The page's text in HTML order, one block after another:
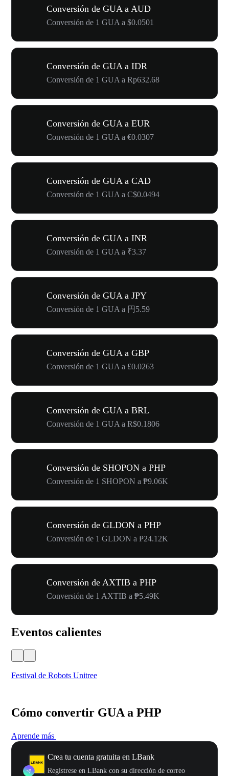
Conversión de GUA a AUD
Conversión de 1 GUA a $0.0501
Conversión de GUA a IDR
Conversión de 1 GUA a Rp632.68
Conversión de GUA a EUR
Conversión de 1 GUA a €0.0307
Conversión de GUA a CAD
Conversión de 1 GUA a C$0.0494
Conversión de GUA a INR
Conversión de 1 GUA a ₹3.37
Conversión de GUA a JPY
Conversión de 1 GUA a 円5.59
Conversión de GUA a GBP
Conversión de 1 GUA a £0.0263
Conversión de GUA a BRL
Conversión de 1 GUA a R$0.1806
Conversión de SHOPON a PHP
Conversión de 1 SHOPON a ₱9.06K
Conversión de GLDON a PHP
Conversión de 1 GLDON a ₱24.12K
Conversión de AXTIB a PHP
Conversión de 1 AXTIB a ₱5.49K
Eventos calientes
Festival de Robots Unitree
Cómo convertir GUA a PHP
Aprende más
Crea tu cuenta gratuita en LBank
Regístrese en LBank con su dirección de correo